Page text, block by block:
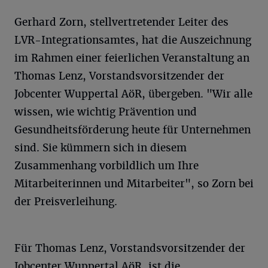
Gerhard Zorn, stellvertretender Leiter des
LVR-Integrationsamtes, hat die Auszeichnung
im Rahmen einer feierlichen Veranstaltung an
Thomas Lenz, Vorstandsvorsitzender der
Jobcenter Wuppertal AöR, übergeben. "Wir alle
wissen, wie wichtig Prävention und
Gesundheitsförderung heute für Unternehmen
sind. Sie kümmern sich in diesem
Zusammenhang vorbildlich um Ihre
Mitarbeiterinnen und Mitarbeiter", so Zorn bei
der Preisverleihung.
Für Thomas Lenz, Vorstandsvorsitzender der